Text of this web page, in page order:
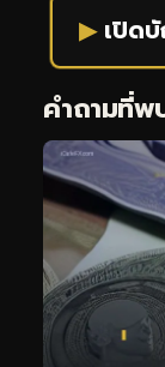
▶เปิดบั
คำถามที่